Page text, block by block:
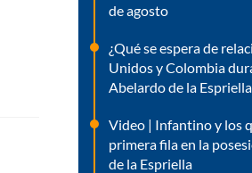
de agosto
¿Qué se espera de
Unidos y Colombia
Abelardo de la
Video | Infantino y los
primera fila en la
de la Espriella